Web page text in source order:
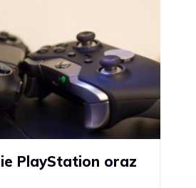
PlayStation oraz